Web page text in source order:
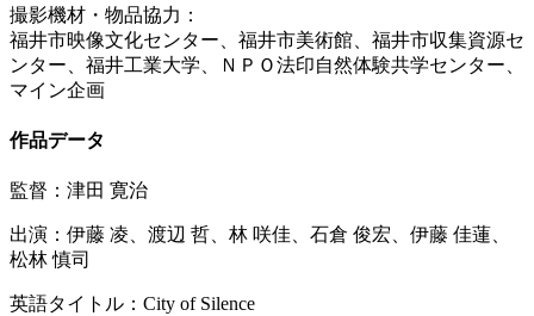
撮影機材・物品協力：
福井市映像文化センター、福井市美術館、福井市収集資源セ
ンター、福井工業大学、ＮＰＯ法印自然体験共学センター、
マイン企画
作品データ
監督：津田 寛治
出演：伊藤 凌、渡辺 哲、林 咲佳、石倉 俊宏、伊藤 佳蓮、
松林 慎司
英語タイトル：City of Silence